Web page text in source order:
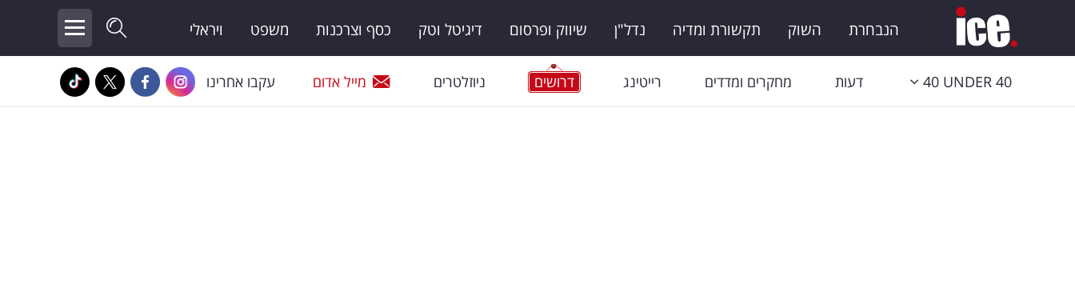
הנבחרת השוק תקשורת ומדיה נדל"ן שיווק ופרסום דיגיטל וטק כסף וצרכנות משפט ויראלי
40 UNDER 40 דעות מחקרים ומדדים רייטינג דרושים ניוזלטרים מייל אדום עקבו אחרינו